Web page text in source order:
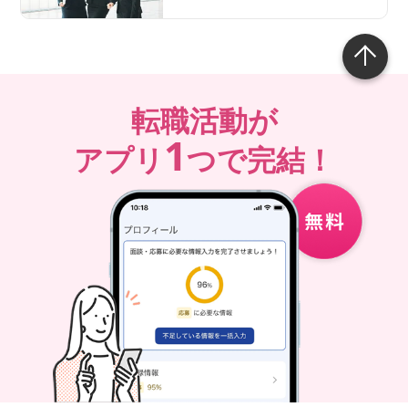
転職活動が
アプリ 1つで完結！